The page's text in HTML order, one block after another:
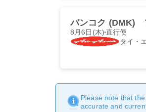
バンコク (DMK)
8月6日(木) 直行便
タイ・
Please note that
accurate and